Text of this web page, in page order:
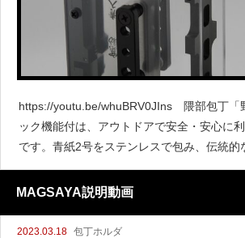
https://youtu.be/whuBRV0JIns 隈部包丁「
ック機能付は、アウトドアで安全・安心に
です。青紙2号をステンレスで包み、伝統的
れ味は長く持続します。ケースに3つのロッ
性と利便性を提供します。
MAGSAYA説明動画
2023.03.18 包丁ホルダ